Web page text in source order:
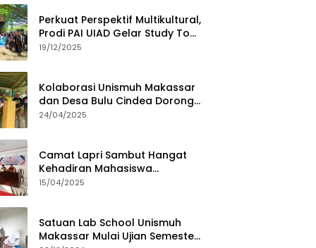
Perkuat Perspektif Multikultural,
Prodi PAI UIAD Gelar Study Tour
ke Kajang
19/12/2025
Kolaborasi Unismuh Makassar
dan Desa Bulu Cindea Dorong
Sentra Garam Industri
24/04/2025
Camat Lapri Sambut Hangat
Kehadiran Mahasiswa
PoltekMu
15/04/2025
Satuan Lab School Unismuh
Makassar Mulai Ujian Semester,